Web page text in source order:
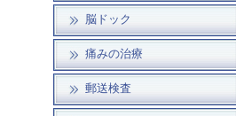
脳ドック
痛みの治療
郵送検査